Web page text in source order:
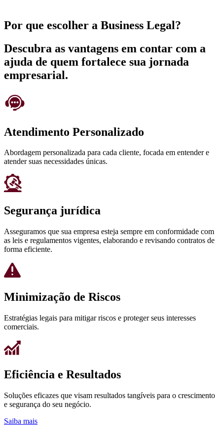
Por que escolher a Business Legal?
Descubra as vantagens em contar com a
ajuda de quem fortalece sua jornada
empresarial.
Atendimento Personalizado
Abordagem personalizada para cada cliente, focada em entender e
atender suas necessidades únicas.
Segurança jurídica
Asseguramos que sua empresa esteja sempre em conformidade com
as leis e regulamentos vigentes, elaborando e revisando contratos de
forma eficiente.
Minimização de Riscos
Estratégias legais para mitigar riscos e proteger seus interesses
comerciais.
Eficiência e Resultados
Soluções eficazes que visam resultados tangíveis para o crescimento
e segurança do seu negócio.
Saiba mais